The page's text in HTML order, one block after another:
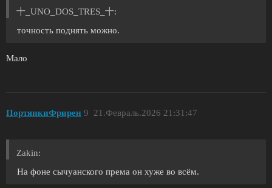
十_UNO_DOS_TRES_十:
точность поднять можно.
Мало
ПортянкиФрирен 21.Февраль.2026 21:31:47
9
Zakin:
На фоне сычуанского према он хуже во всём.